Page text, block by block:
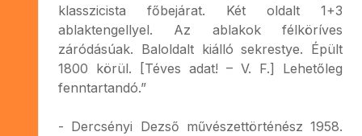
klasszicista főbejárat. Két oldalt 1+3
ablaktengellyel. Az ablakok félköríves
záródásúak. Baloldalt kiálló sekrestye. Épült
1800 körül. [Téves adat! – V. F.] Lehetőleg
fenntartandó.”
- Dercsényi Dezső művészettörténész 1958.